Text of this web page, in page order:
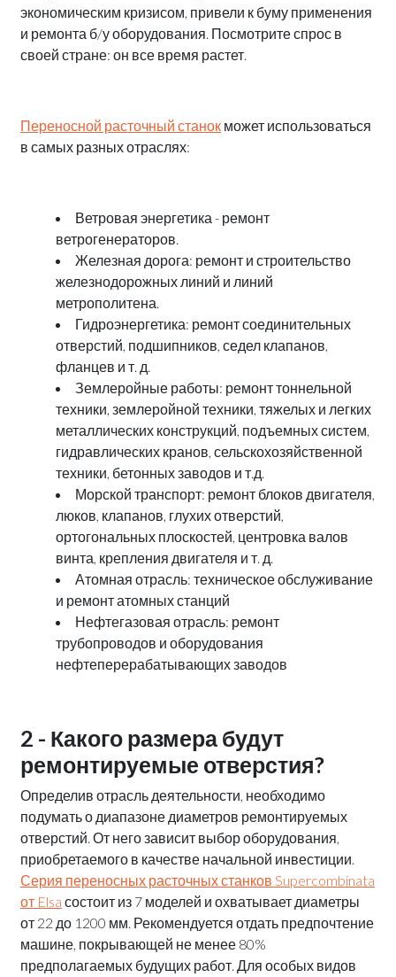
экономическим кризисом, привели к буму применения
и ремонта б/у оборудования. Посмотрите спрос в
своей стране: он все время растет.
Переносной расточный станок может использоваться
в самых разных отраслях:
Ветровая энергетика - ремонт
ветрогенераторов.
Железная дорога: ремонт и строительство
железнодорожных линий и линий
метрополитена.
Гидроэнергетика: ремонт соединительных
отверстий, подшипников, седел клапанов,
фланцев и т. д.
Землеройные работы: ремонт тоннельной
техники, землеройной техники, тяжелых и легких
металлических конструкций, подъемных систем,
гидравлических кранов, сельскохозяйственной
техники, бетонных заводов и т.д.
Морской транспорт: ремонт блоков двигателя,
люков, клапанов, глухих отверстий,
ортогональных плоскостей, центровка валов
винта, крепления двигателя и т. д.
Атомная отрасль: техническое обслуживание
и ремонт атомных станций
Нефтегазовая отрасль: ремонт
трубопроводов и оборудования
нефтеперерабатывающих заводов
2 - Какого размера будут
ремонтируемые отверстия?
Определив отрасль деятельности, необходимо
подумать о диапазоне диаметров ремонтируемых
отверстий. От него зависит выбор оборудования,
приобретаемого в качестве начальной инвестиции.
Серия переносных расточных станков Supercombinata
от Elsa состоит из 7 моделей и охватывает диаметры
от 22 до 1200 мм. Рекомендуется отдать предпочтение
машине, покрывающей не менее 80%
предполагаемых будущих работ. Для особых видов